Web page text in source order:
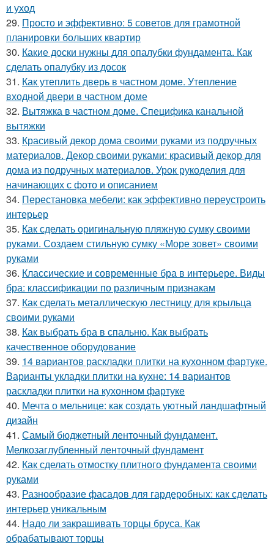
и уход
29. Просто и эффективно: 5 советов для грамотной
планировки больших квартир
30. Какие доски нужны для опалубки фундамента. Как
сделать опалубку из досок
31. Как утеплить дверь в частном доме. Утепление
входной двери в частном доме
32. Вытяжка в частном доме. Специфика канальной
вытяжки
33. Красивый декор дома своими руками из подручных
материалов. Декор своими руками: красивый декор для
дома из подручных материалов. Урок рукоделия для
начинающих с фото и описанием
34. Перестановка мебели: как эффективно переустроить
интерьер
35. Как сделать оригинальную пляжную сумку своими
руками. Создаем стильную сумку «Море зовет» своими
руками
36. Классические и современные бра в интерьере. Виды
бра: классификации по различным признакам
37. Как сделать металлическую лестницу для крыльца
своими руками
38. Как выбрать бра в спальню. Как выбрать
качественное оборудование
39. 14 вариантов раскладки плитки на кухонном фартуке.
Варианты укладки плитки на кухне: 14 вариантов
раскладки плитки на кухонном фартуке
40. Мечта о мельнице: как создать уютный ландшафтный
дизайн
41. Самый бюджетный ленточный фундамент.
Мелкозаглубленный ленточный фундамент
42. Как сделать отмостку плитного фундамента своими
руками
43. Разнообразие фасадов для гардеробных: как сделать
интерьер уникальным
44. Надо ли закрашивать торцы бруса. Как
обрабатывают торцы